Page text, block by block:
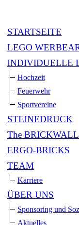
STARTSEITE
LEGO
INDIVIDUELLE
Hochzeit
Feuerwehr
Sportvereine
STEINEDRUCK
The BRICKWALL
ERGO-BRICKS
TEAM
Karriere
ÜBER UNS
Sponsoring und
Aktuelles